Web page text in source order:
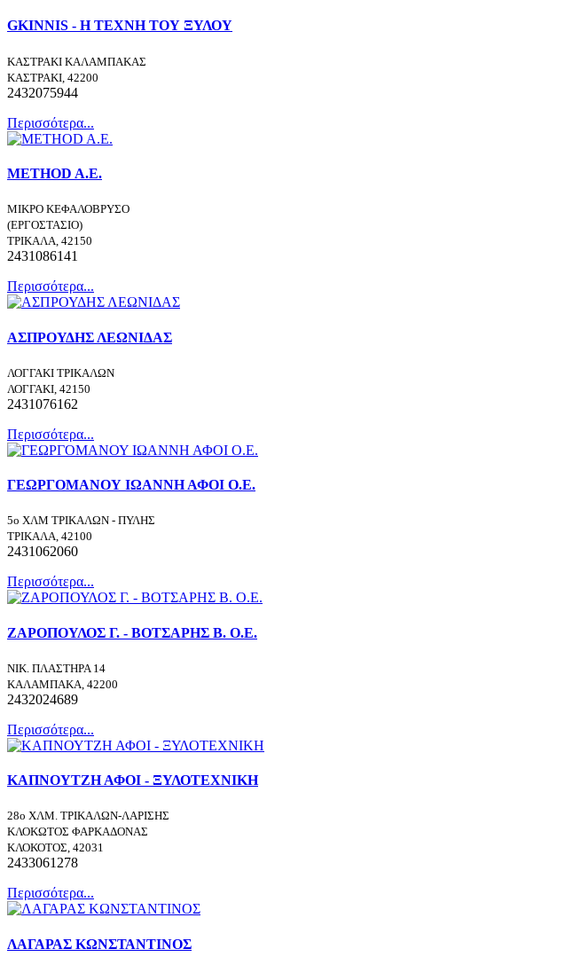
GKINNIS - Η ΤΕΧΝΗ ΤΟΥ ΞΥΛΟΥ
ΚΑΣΤΡΑΚΙ ΚΑΛΑΜΠΑΚΑΣ
ΚΑΣΤΡΑΚΙ, 42200
2432075944
Περισσότερα...
METHOD A.E.
ΜΙΚΡΟ ΚΕΦΑΛΟΒΡΥΣΟ
(ΕΡΓΟΣΤΑΣΙΟ)
ΤΡΙΚΑΛΑ, 42150
2431086141
Περισσότερα...
ΑΣΠΡΟΥΔΗΣ ΛΕΩΝΙΔΑΣ
ΛΟΓΓΑΚΙ ΤΡΙΚΑΛΩΝ
ΛΟΓΓΑΚΙ, 42150
2431076162
Περισσότερα...
ΓΕΩΡΓΟΜΑΝΟΥ ΙΩΑΝΝΗ ΑΦΟΙ Ο.Ε.
5ο ΧΛΜ ΤΡΙΚΑΛΩΝ - ΠΥΛΗΣ
ΤΡΙΚΑΛΑ, 42100
2431062060
Περισσότερα...
ΖΑΡΟΠΟΥΛΟΣ Γ. - ΒΟΤΣΑΡΗΣ Β. Ο.Ε.
ΝΙΚ. ΠΛΑΣΤΗΡΑ 14
ΚΑΛΑΜΠΑΚΑ, 42200
2432024689
Περισσότερα...
ΚΑΠΝΟΥΤΖΗ ΑΦΟΙ - ΞΥΛΟΤΕΧΝΙΚΗ
28ο ΧΛΜ. ΤΡΙΚΑΛΩΝ-ΛΑΡΙΣΗΣ
ΚΛΟΚΩΤΟΣ ΦΑΡΚΑΔΟΝΑΣ
ΚΛΟΚΟΤΟΣ, 42031
2433061278
Περισσότερα...
ΛΑΓΑΡΑΣ ΚΩΝΣΤΑΝΤΙΝΟΣ